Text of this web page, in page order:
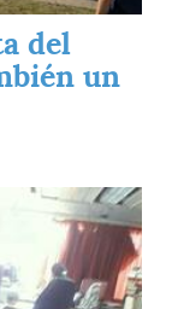
del
un